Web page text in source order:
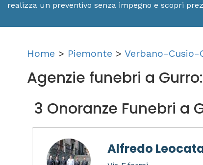
realizza un preventivo senza impegno e scopri
Home > Piemonte > Verbano-Cusio-
Agenzie funebri a
3 Onoranze Funebri a
Alfredo